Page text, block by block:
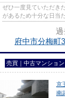
ぜひ一度見ていただき
があるため十分な日当
過
府中市分梅町
売買｜中古マンション
京
南